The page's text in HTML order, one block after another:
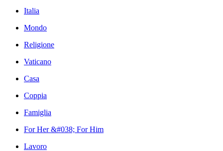
Italia
Mondo
Religione
Vaticano
Casa
Coppia
Famiglia
For Her &#038; For Him
Lavoro